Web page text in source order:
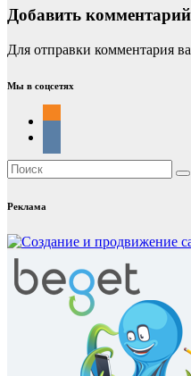
Добавить комментарий
Для отправки комментария
Мы в соцсетях
Реклама